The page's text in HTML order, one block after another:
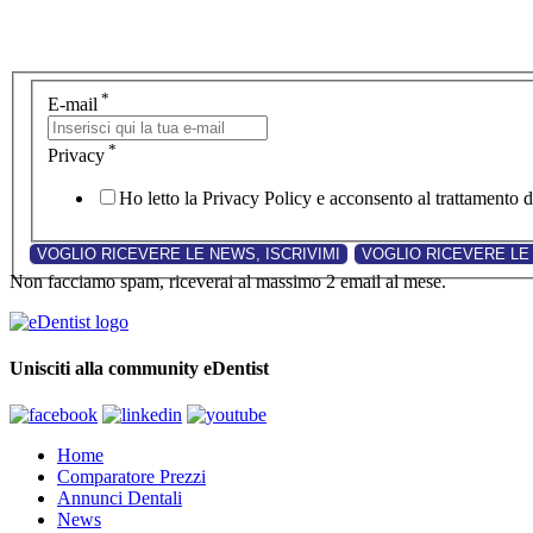
E-mail *
Privacy *
Ho letto la Privacy Policy e acconsento al trattamento
Non facciamo spam, riceverai al massimo 2 email al mese.
Unisciti alla community eDentist
Home
Comparatore Prezzi
Annunci Dentali
News